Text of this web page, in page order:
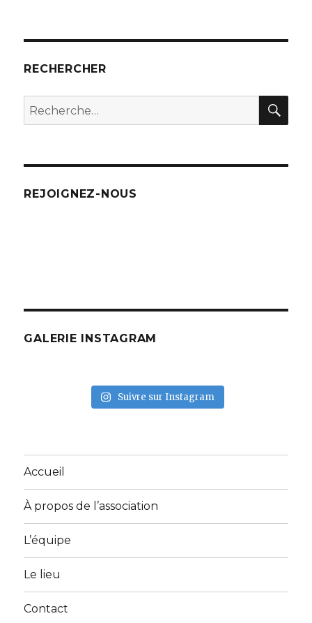
RECHERCHER
Recherche
pour
REJOIGNEZ-NOUS
GALERIE INSTAGRAM
Suivre sur Instagram
Accueil
À propos de l’association
L’équipe
Le lieu
Contact